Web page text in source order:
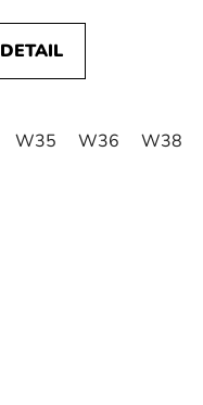
DETAIL
W35 W36 W38